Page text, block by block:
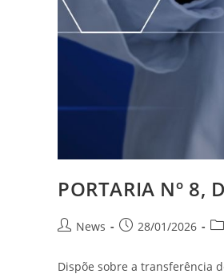
PORTARIA Nº 8,
News 28/01/2026
Dispõe sobre a transferência